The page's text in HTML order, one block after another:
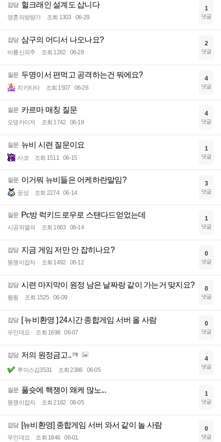
잡담 헐크래인 설계도 삽니다
영혼의방랑가 조회 1303 06-29
1
댓글
잡담 삼구의 어디서 나오나요?
비룡신의주 조회 1282 06-28
2
댓글
질문 두명이서 편먹고 공격하는건 뭐에요?
치키티타 조회 1507 06-26
4
댓글
질문 카르마 매칭 질문
오뎅카이저 조회 1742 06-19
4
댓글
질문 뉴비 시련 질문이요
사코 조회 1511 06-15
1
댓글
질문 이거뭐 뉴비들은 어케하란말임?
꿍성 조회 2274 06-14
3
댓글
질문 Pc방 럭키드로우로 스탠다드얻었는데
시공의열쇠 조회 1663 06-14
1
댓글
잡담 지금 게임 저만 안 잡히나요?
똥쟁이잡자 조회 1492 06-12
0
댓글
잡담 시련 마지막이 원정 남은 날짜랑 같이 가는거 맞지요?
퓡퓡 조회 1525 06-09
0
댓글
잡담 [ 뉴비환영 ] 24시간 종합게임 서버 올 사람
우인데요 조회 1698 06-07
0
댓글
잡담 저의 원정금고..ㅋ
루이스김3531 조회 2386 06-05
4
댓글
질문 풀슛에 핵쟁이 왜케 많노...
똥쟁이잡자 조회 2182 06-05
1
댓글
잡담 [뉴비환영] 종합게임 서버 와서 같이 놀 사람
우인데요 조회 1846 06-01
0
댓글